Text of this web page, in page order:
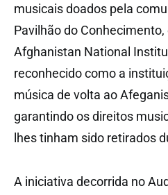
musicais doados pela
Pavilhão do Conhecimento,
Afghanistan National
reconhecido como a
música de volta ao
garantindo os direitos
lhes tinham sido retirados
A iniciativa decorrida no